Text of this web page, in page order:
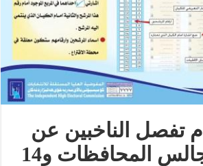
تفصل الناخبين عن
انتخابات مجالس المحافظات و14